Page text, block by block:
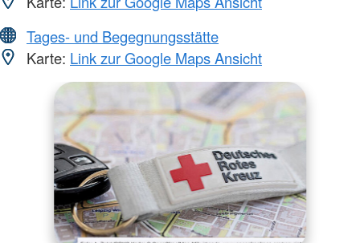
Tages- und Begegnungsstätte
Karte: Link zur Google Maps Ansicht